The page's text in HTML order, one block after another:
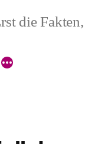
die Fakten,